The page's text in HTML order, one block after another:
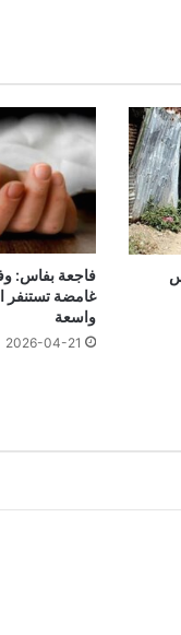
فاجعة بفاس:
غامضة تستنفر
واسعة
2026-04-21